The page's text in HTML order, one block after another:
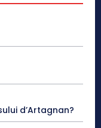
d’Artagnan?